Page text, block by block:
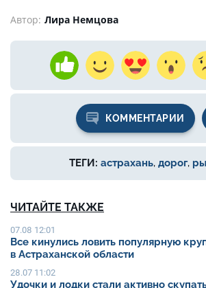
Автор: Лира Немцова
КОММЕНТАРИИ
ТЕГИ: астрахань, дорог,
ЧИТАЙТЕ ТАКЖЕ
07.08 12:01
Все кинулись ловить популярную
в Астраханской области
28.07 11:02
Удочки и лодки стали активно